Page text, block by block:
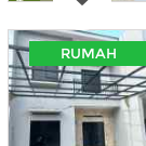
RUMAH